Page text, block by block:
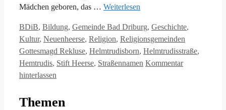
Mädchen geboren, das … Weiterlesen
Kategorien
BDiB, Bildung, Gemeinde Bad Driburg, Geschichte,
Kultur, Neuenheerse, Religion, Religionsgemeinden
Gottesmagd Rekluse, Helmtrudisborn, Helmtrudisstraße,
Hemtrudis, Stift Heerse, Straßennamen Kommentar
hinterlassen
Themen